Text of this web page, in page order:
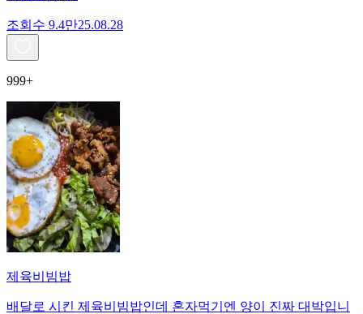
조회수 9.4만25.08.28
999+
제육비빔밥
배달로 시킨 제육비빔밥인데 혼자먹기엔 양이 진짜 대박입니